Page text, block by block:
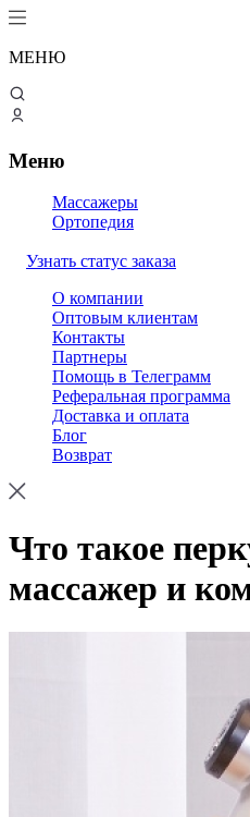
МЕНЮ
Меню
Массажеры
Ортопедия
Узнать статус заказа
О компании
Оптовым клиентам
Контакты
Партнеры
Помощь в Телеграмм
Реферальная программа
Доставка и оплата
Блог
Возврат
Что такое
массажер и